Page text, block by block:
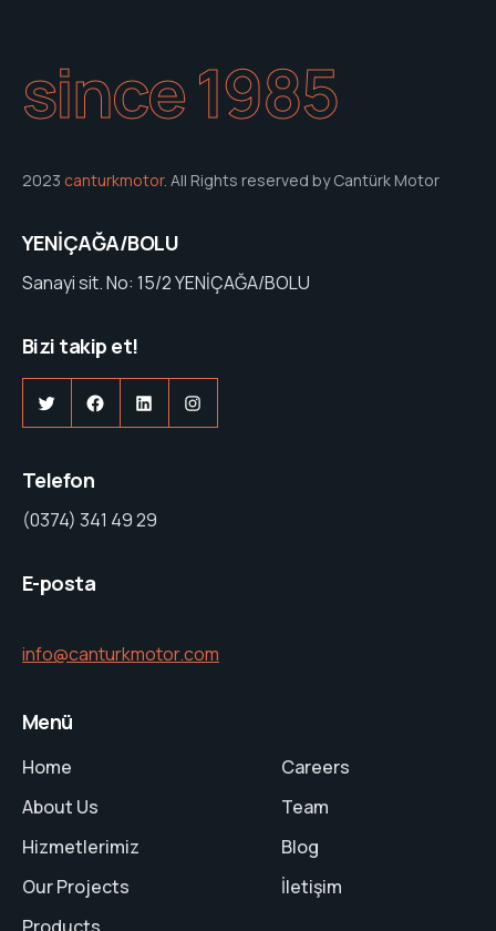
since 1985
2023 canturkmotor. All Rights reserved by Cantürk Motor
YENİÇAĞA/BOLU
Sanayi sit. No: 15/2 YENİÇAĞA/BOLU
Bizi takip et!
TwitterFacebook
LinkedInInstagram
Telefon
(0374) 341 49 29
E-posta
info@canturkmotor.com
Menü
Home
About Us
Hizmetlerimiz
Our Projects
Careers
Team
Blog
İletişim